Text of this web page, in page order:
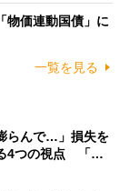
物価連動国債」に
一覧を見る
らんで…」損失を
4つの視点 「…